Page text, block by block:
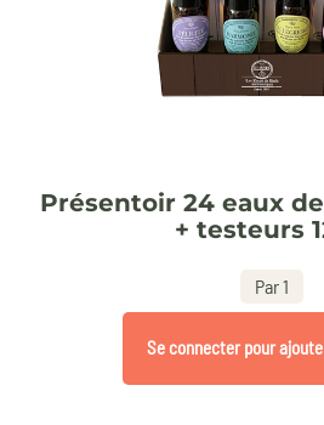
Présentoir 24 eaux
+ testeurs
Par 1
Se connecter pour